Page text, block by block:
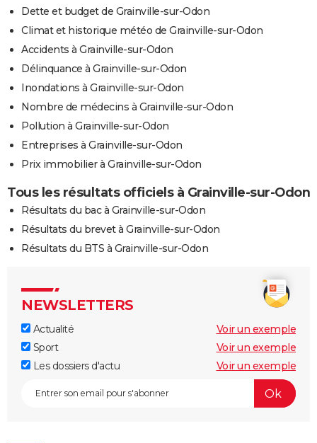
Dette et budget de Grainville-sur-Odon
Climat et historique météo de Grainville-sur-Odon
Accidents à Grainville-sur-Odon
Délinquance à Grainville-sur-Odon
Inondations à Grainville-sur-Odon
Nombre de médecins à Grainville-sur-Odon
Pollution à Grainville-sur-Odon
Entreprises à Grainville-sur-Odon
Prix immobilier à Grainville-sur-Odon
Tous les résultats officiels à Grainville-sur-Odon
Résultats du bac à Grainville-sur-Odon
Résultats du brevet à Grainville-sur-Odon
Résultats du BTS à Grainville-sur-Odon
NEWSLETTERS
Actualité
Voir un exemple
Sport
Voir un exemple
Les dossiers d'actu
Voir un exemple